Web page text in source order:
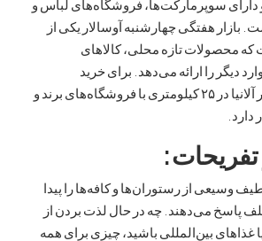
فروشگاه‌های لباس و
چهارشنبه آوسالار یکی از
تازه محلی، کالاهای
می‌دهد. برای خرید
گسترده‌تر، مرکز شهر آلانیا در ۲۵ کیلومتری با فروشگاه‌های برند و
:
رستوران‌ها و کافه‌ها را پیدا
چه در حال لذت بردن از
باشید، چیزی برای همه